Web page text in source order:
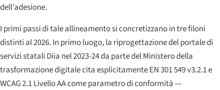
dell'adesione.
I primi passi di tale allineamento si concretizzano in tre filoni
distinti al 2026. In primo luogo, la riprogettazione del portale di
servizi statali Diia nel 2023-24 da parte del Ministero della
trasformazione digitale cita esplicitamente EN 301 549 v3.2.1 e
WCAG 2.1 Livello AA come parametro di conformità —